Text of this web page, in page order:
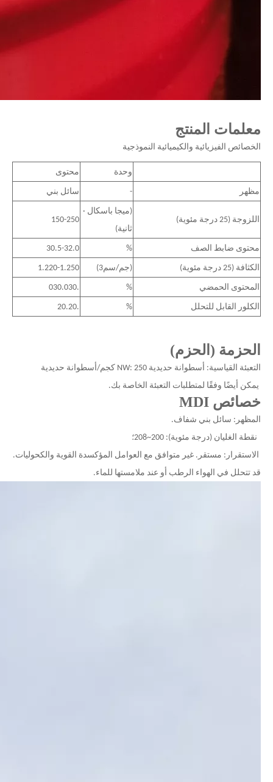
معلمات المنتج
الخصائص الفيزيائية والكيميائية النموذجية
وحدة محتوى
مظهر - سائل بني
اللزوجة (25 درجة مئوية)
(ميجا باسكال ·
ثانية)
150-250
محتوى ضابط الصف %
30.5-32.0
الكثافة (25 درجة مئوية) (جم/سم3) 1.220-1.250
المحتوى الحمضي %
.030.030
الكلور القابل للتحلل %
.20.20
الحزمة (الحزم)
التعبئة القياسية: أسطوانة حديدية NW: 250 كجم/أسطوانة حديدية
يمكن أيضًا وفقًا لمتطلبات التعبئة الخاصة بك.
خصائص MDI
المظهر: سائل بني شفاف.
نقطة الغليان (درجة مئوية): 200~208؛
الاستقرار: مستقر. غير متوافق مع العوامل المؤكسدة القوية والكحوليات.
قد تتحلل في الهواء الرطب أو عند ملامستها للماء.